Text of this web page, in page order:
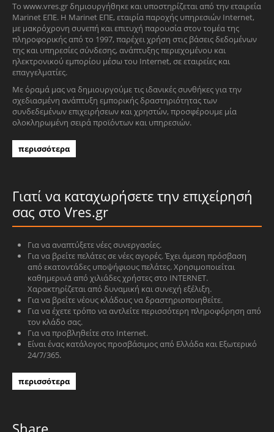
Το www.vres.gr δημιουργήθηκε και υποστηρίζεται από την εταιρεία
Marinet ΕΠΕ. Η Marinet ΕΠΕ, εταιρία παροχής υπηρεσιών Internet,
με μακρόχρονη συνεπή και επιτυχή παρουσία στον τομέα της
πληροφορικής από το 1997, παρέχει χρήση στις βάσεις δεδομένων
της και υπηρεσίες σύνδεσης, ανάπτυξης περιεχομένου και
ηλεκτρονικού εμπορίου μέσω του Internet, σε εταιρείες και
επαγγελματίες.
Με όραμά μας να δημιουργούμε τις ιδανικές συνθήκες για την
σχεδιασμένη ανάπτυξη εμπορικής δραστηριότητας των
συνδεδεμένων επιχειρήσεων και χρηστών, προσφέρουμε μία
ολοκληρωμένη σειρά προϊόντων και υπηρεσιών.
περισσότερα
Γιατί να καταχωρήσετε την επιχείρησή
σας στο Vres.gr
Για να αναπτύξετε νέες συνεργασίες.
Για να βρείτε πελάτες σε νέες αγορές. Έχει άμεση πρόσβαση
από εκατοντάδες υποψήφιους πελάτες. Χρησιμοποιείται
καθημερινά από χιλιάδες χρήστες στο INTERNET.
Χαρακτηρίζεται από δυναμική και συνεχή εξέλιξη.
Για να βρείτε νέους κλάδους να δραστηριοποιηθείτε.
Για να έχετε τρόπο να αντλείτε περισσότερη πληροφόρηση από
τον κλάδο σας.
Για να προβληθείτε στο Internet.
Είναι ένας κατάλογος προσβάσιμος από Ελλάδα και Εξωτερικό
24/7/365.
περισσότερα